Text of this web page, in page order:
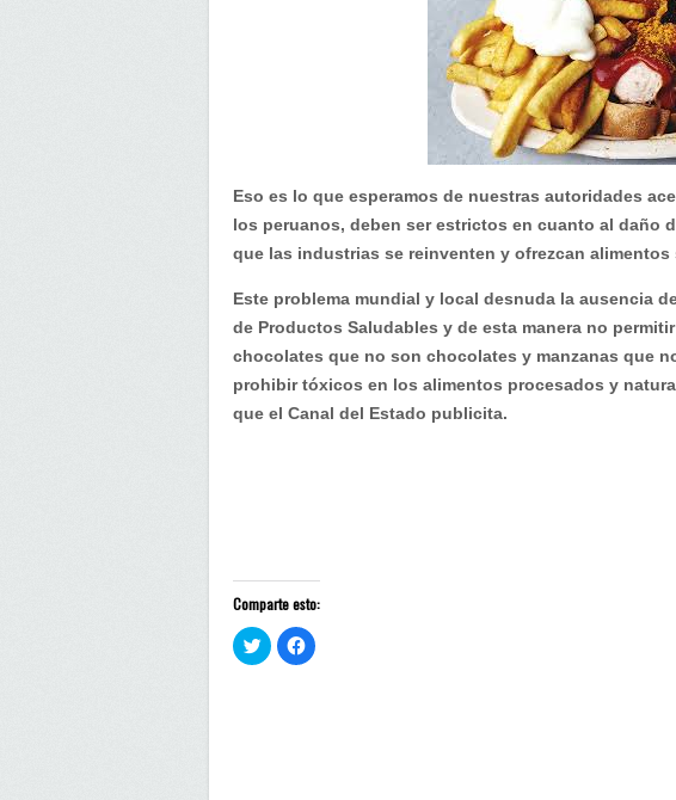
Eso es lo que esperamos de nuestras autoridades
los peruanos, deben ser estrictos en cuanto al daño
que las industrias se reinventen y ofrezcan alimentos
Este problema mundial y local desnuda la ausencia
de Productos Saludables y de esta manera no
chocolates que no son chocolates y manzanas que
prohibir tóxicos en los alimentos procesados y
que el Canal del Estado publicita.
Comparte esto:
H
a
H
a